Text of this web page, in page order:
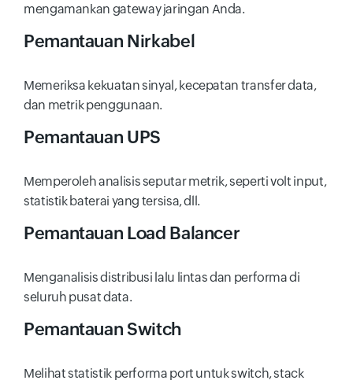
mengamankan gateway jaringan Anda.
Pemantauan Nirkabel
Memeriksa kekuatan sinyal, kecepatan transfer data,
dan metrik penggunaan.
Pemantauan UPS
Memperoleh analisis seputar metrik, seperti volt input,
statistik baterai yang tersisa, dll.
Pemantauan Load Balancer
Menganalisis distribusi lalu lintas dan performa di
seluruh pusat data.
Pemantauan Switch
Melihat statistik performa port untuk switch, stack